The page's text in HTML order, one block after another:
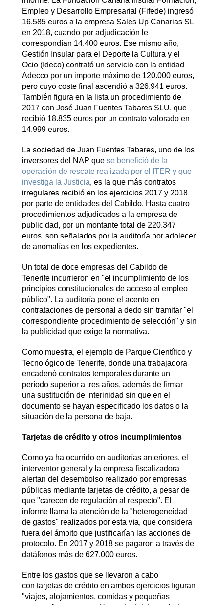
Empleo y Desarrollo Empresarial (Fifede) ingresó
16.585 euros a la empresa Sales Up Canarias SL
en 2018, cuando por adjudicación le
correspondían 14.400 euros. Ese mismo año,
Gestión Insular para el Deporte la Cultura y el
Ocio (Ideco) contrató un servicio con la entidad
Adecco por un importe máximo de 120.000 euros,
pero cuyo coste final ascendió a 326.941 euros.
También figura en la lista un procedimiento de
2017 con José Juan Fuentes Tabares SLU, que
recibió 18.835 euros por un contrato valorado en
14.999 euros.
La sociedad de Juan Fuentes Tabares, uno de los
inversores del NAP que se benefició de la
operación de rescate realizada por el ITER y que
investiga la Justicia, es la que más contratos
irregulares recibió en los ejercicios 2017 y 2018
por parte de entidades del Cabildo. Hasta cuatro
procedimientos adjudicados a la empresa de
publicidad, por un montante total de 220.347
euros, son señalados por la auditoría por adolecer
de anomalías en los expedientes.
Un total de doce empresas del Cabildo de
Tenerife incurrieron en "el incumplimiento de los
principios constitucionales de acceso al empleo
público". La auditoría pone el acento en
contrataciones de personal a dedo sin tramitar "el
correspondiente procedimiento de selección" y sin
la publicidad que exige la normativa.
Como muestra, el ejemplo de Parque Científico y
Tecnológico de Tenerife, donde una trabajadora
encadenó contratos temporales durante un
período superior a tres años, además de firmar
una sustitución de interinidad sin que en el
documento se hayan especificado los datos o la
situación de la persona de baja.
Tarjetas de crédito y otros incumplimientos
Como ya ha ocurrido en auditorías anteriores, el
interventor general y la empresa fiscalizadora
alertan del desembolso realizado por empresas
públicas mediante tarjetas de crédito, a pesar de
que "carecen de regulación al respecto". El
informe llama la atención de la "heterogeneidad
de gastos" realizados por esta vía, que considera
fuera del ámbito que justificarían las acciones de
protocolo. En 2017 y 2018 se pagaron a través de
datáfonos más de 627.000 euros.
Entre los gastos que se llevaron a cabo
con tarjetas de crédito en ambos ejercicios figuran
"viajes, alojamientos, comidas y pequeñas